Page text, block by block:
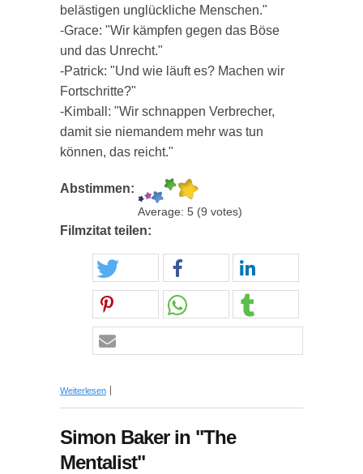
belästigen unglückliche Menschen."
-Grace: "Wir kämpfen gegen das Böse
und das Unrecht."
-Patrick: "Und wie läuft es? Machen wir
Fortschritte?"
-Kimball: "Wir schnappen Verbrecher,
damit sie niemandem mehr was tun
können, das reicht."
Abstimmen:
Average: 5 (9 votes)
Filmzitat teilen:
Weiterlesen über Dialog aus "The Mentalist"
Simon Baker in "The
Mentalist"